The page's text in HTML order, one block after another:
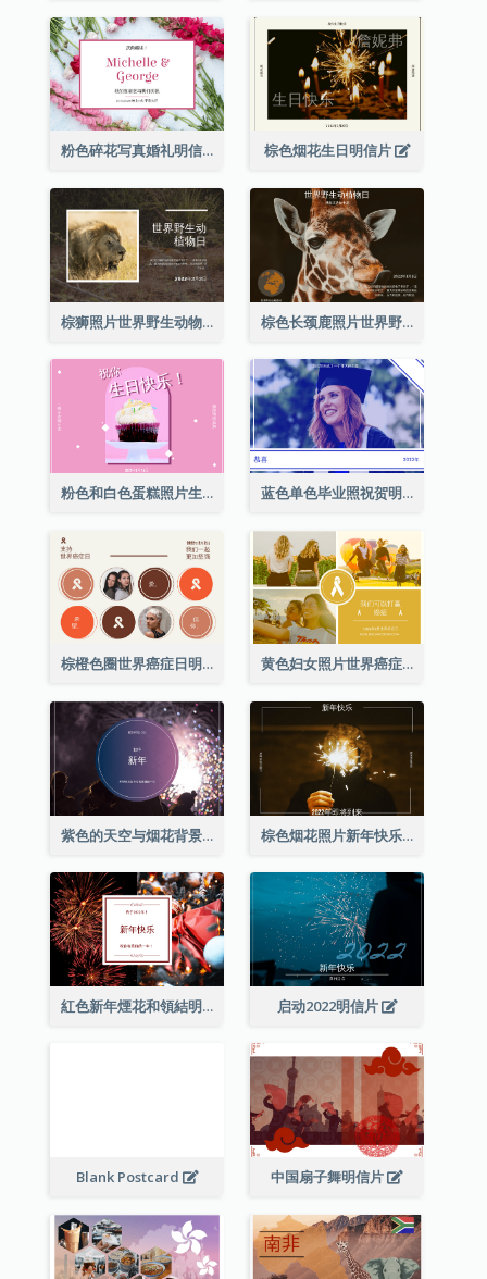
粉色碎花写真婚礼明信片 棕色烟花生日明信片
棕狮照片世界野生动物日明信片 棕色长颈鹿照片世界野生动物日明信片
粉色和白色蛋糕照片生日明信片 蓝色单色毕业照祝贺明信片
棕橙色圈世界癌症日明信片 黄色妇女照片世界癌症日明信片
紫色的天空与烟花背景新年明信片 棕色烟花照片新年快乐明信片
紅色新年煙花和領結明信片 启动2022明信片
Blank Postcard 中国扇子舞明信片